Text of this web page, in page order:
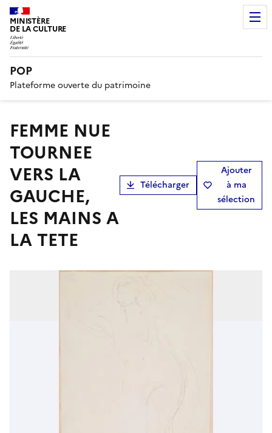
MINISTÈRE
DE LA CULTURE
POP
Plateforme ouverte du patrimoine
FEMME NUE
TOURNEE
VERS LA
GAUCHE,
LES MAINS A
LA TETE
Télécharger
Ajouter
à ma
sélection